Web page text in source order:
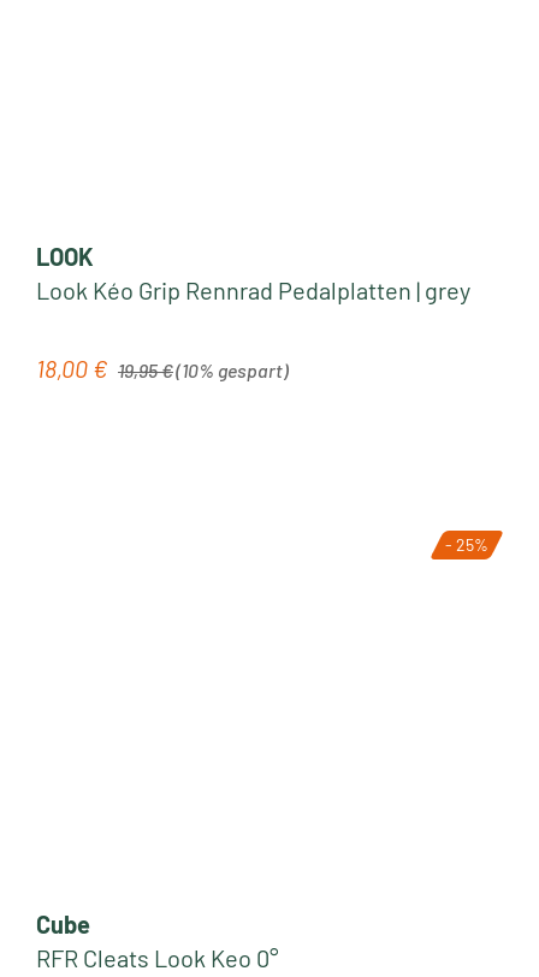
LOOK
Look Kéo Grip Rennrad Pedalplatten | grey
Verkaufspreis:
18,00 € 19,95 €(10% gespart)
- 25%
Cube
RFR Cleats Look Keo 0°